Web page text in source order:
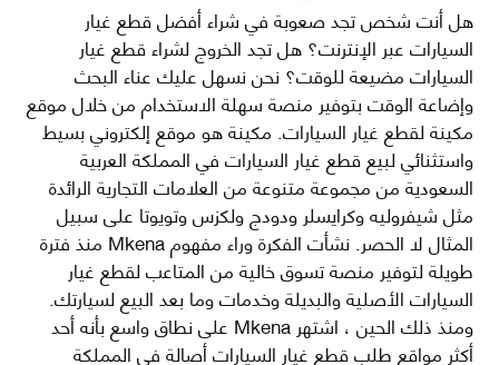
هل أنت شخص تجد صعوبة في شراء أفضل قطع غيار
السيارات عبر الإنترنت؟ هل تجد الخروج لشراء قطع غيار
السيارات مضيعة للوقت؟ نحن نسهل عليك عناء البحث
وإضاعة الوقت بتوفير منصة سهلة الاستخدام من خلال موقع
مكينة لقطع غيار السيارات. مكينة هو موقع إلكتروني بسيط
واستثنائي لبيع قطع غيار السيارات في المملكة العربية
السعودية من مجموعة متنوعة من العلامات التجارية الرائدة
مثل شيفروليه وكرايسلر ودودج ولكزس وتويوتا على سبيل
المثال لا الحصر. نشأت الفكرة وراء مفهوم Mkena منذ فترة
طويلة لتوفير منصة تسوق خالية من المتاعب لقطع غيار
السيارات الأصلية والبديلة وخدمات وما بعد البيع لسيارتك.
ومنذ ذلك الحين ، اشتهر Mkena على نطاق واسع بأنه أحد
أكثر مواقع طلب قطع غيار السيارات أصالة في المملكة